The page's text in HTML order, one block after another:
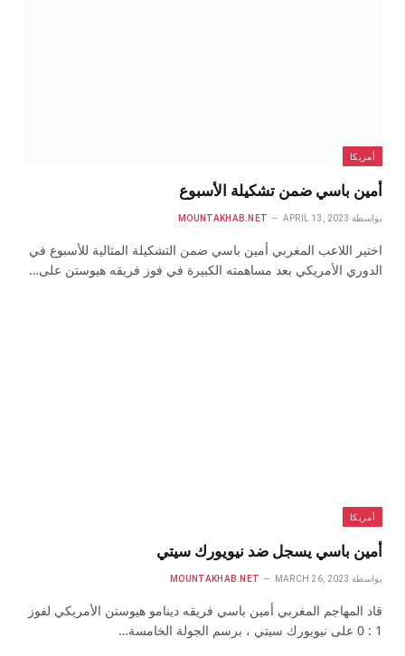
أمريكا
أمين باسي ضمن تشكيلة الأسبوع
بواسطة MOUNTAKHAB.NET APRIL 13, 2023
اختير اللاعب المغربي أمين باسي ضمن التشكيلة المثالية للأسبوع في
الدوري الأمريكي بعد مساهمته الكبيرة في فوز فريقه هيوستن على…
أمريكا
أمين باسي يسجل ضد نيويورك سيتي
بواسطة MOUNTAKHAB.NET MARCH 26, 2023
قاد المهاجم المغربي أمين باسي فريقه دينامو هيوستن الأمريكي لفوز
1 : 0 على نيويورك سيتي ، برسم الجولة الخامسة…